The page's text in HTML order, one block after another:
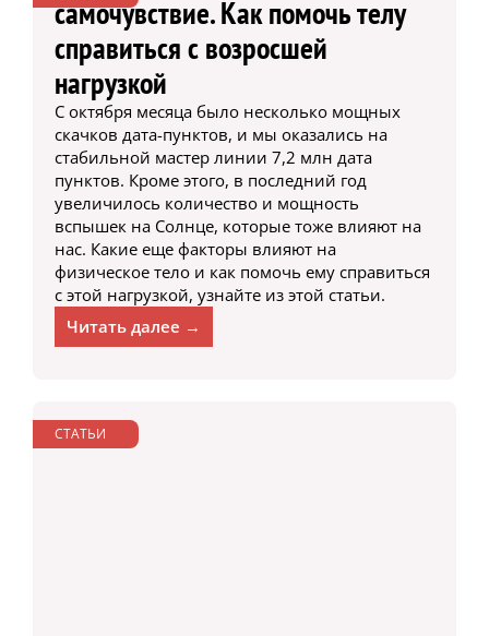
самочувствие. Как помочь телу
справиться с возросшей
нагрузкой
С октября месяца было несколько мощных
скачков дата-пунктов, и мы оказались на
стабильной мастер линии 7,2 млн дата
пунктов. Кроме этого, в последний год
увеличилось количество и мощность
вспышек на Солнце, которые тоже влияют на
нас. Какие еще факторы влияют на
физическое тело и как помочь ему справиться
с этой нагрузкой, узнайте из этой статьи.
Читать далее →
СТАТЬИ